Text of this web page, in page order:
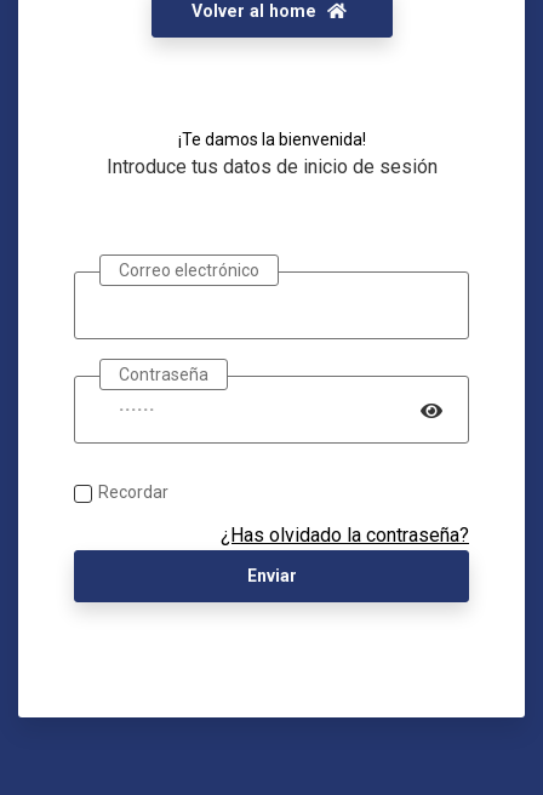
Volver al home
¡Te damos la bienvenida!
Introduce tus datos de inicio de sesión
Correo electrónico
Contraseña
Recordar
¿Has olvidado la contraseña?
Enviar